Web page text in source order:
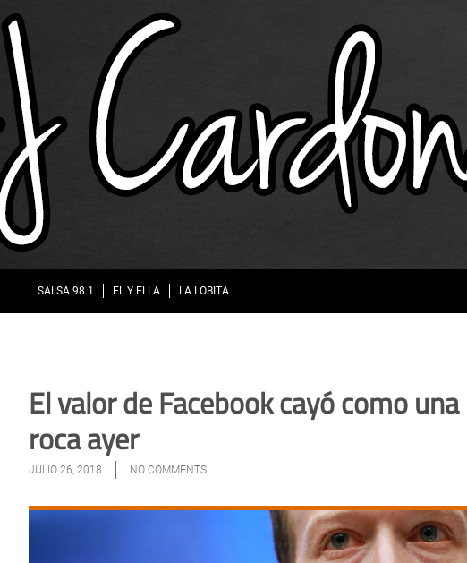
SALSA 98.1 EL Y ELLA LA LOBITA
El valor de Facebook cayó como una
roca ayer
JULIO 26, 2018 NO COMMENTS